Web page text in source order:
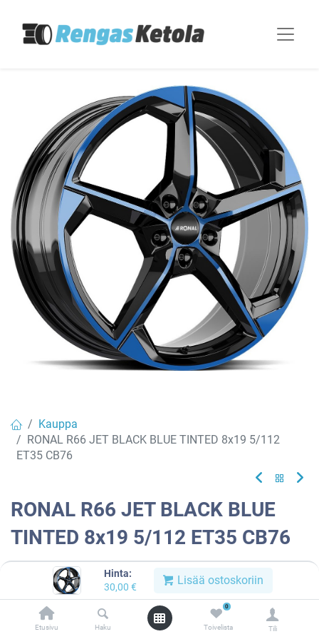
Hinta:
30,00 € Lisää ostoskoriin
Etusivu Haku
0
Toivelista Tili
Kauppa
RONAL R66 JET BLACK BLUE TINTED 8x19 5/112
ET35 CB76
RONAL R66 JET BLACK BLUE
TINTED 8x19 5/112 ET35 CB76
EAN:4053881266887 Tuotekoodi:909800
Tällä tuotteella ei ole kelvollista yhdistelmää.